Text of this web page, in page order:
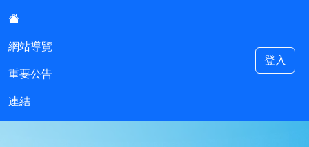
網站導覽
重要公告
連結
登入